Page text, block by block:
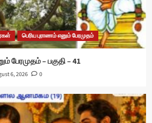
பெரிய புராணம் எனும் பேரமுதம்
பேரமுதம் – பகுதி – 41
6, 2026 0